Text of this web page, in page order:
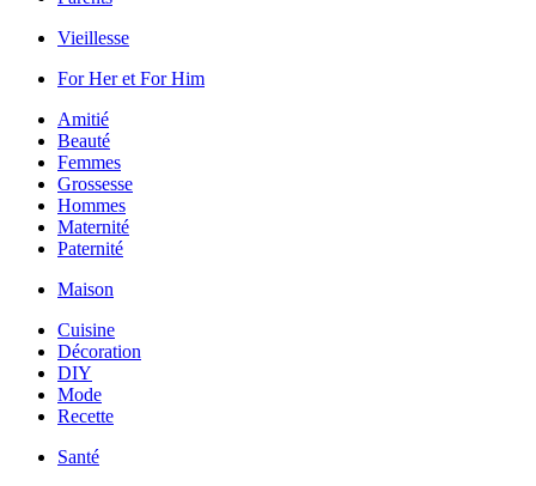
Vieillesse
For Her et For Him
Amitié
Beauté
Femmes
Grossesse
Hommes
Maternité
Paternité
Maison
Cuisine
Décoration
DIY
Mode
Recette
Santé